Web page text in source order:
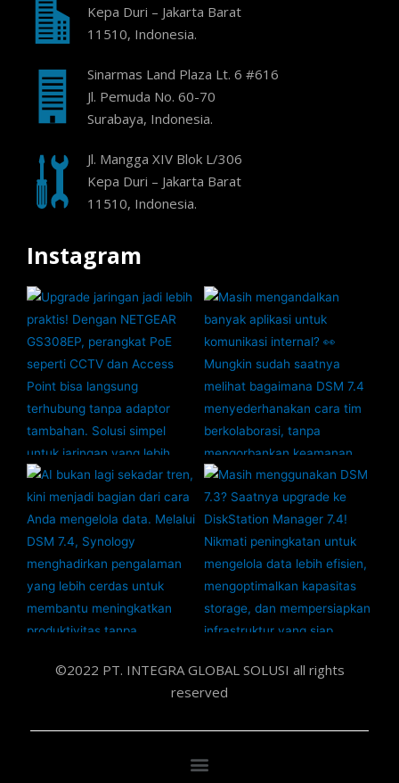
Kepa Duri – Jakarta Barat
11510, Indonesia.
Sinarmas Land Plaza Lt. 6 #616
Jl. Pemuda No. 60-70
Surabaya, Indonesia.
Jl. Mangga XIV Blok L/306
Kepa Duri – Jakarta Barat
11510, Indonesia.
Instagram
©2022 PT. INTEGRA GLOBAL SOLUSI all rights
reserved